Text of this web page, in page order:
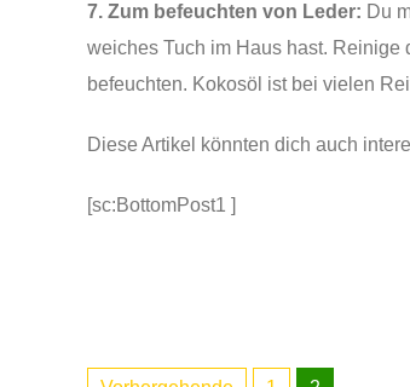
7. Zum befeuchten von Leder: Du
weiches Tuch im Haus hast.
befeuchten. Kokosöl ist bei vielen
Diese Artikel könnten dich auch
[sc:BottomPost1 ]